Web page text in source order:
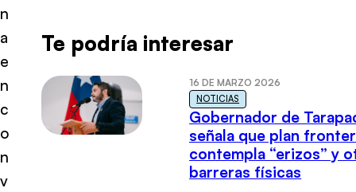
n
a
e
n
c
o
n
v
Te podría interesar
16 DE MARZO 2026
NOTICIAS
Gobernador de
señala que plan
contempla “erizos” y
barreras físicas